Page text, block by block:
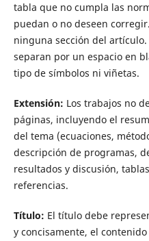
tabla que no cumpla las
puedan o no deseen
ninguna sección del
separan por un espacio en
tipo de símbolos ni viñetas.
Extensión: Los trabajos no
páginas, incluyendo el
del tema (ecuaciones,
descripción de programas,
resultados y discusión,
referencias.
Título: El título debe
y concisamente, el